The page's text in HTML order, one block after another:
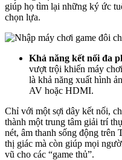
giúp họ tìm lại những ký ức
chọn lựa.
Khả năng kết nối đa
vượt trội khiến máy
là khả năng xuất hình
AV hoặc HDMI.
Chỉ với một sợi dây kết nối,
thành một trung tâm giải trí
nét, âm thanh sống động
thị giác mà còn giúp mọi
vũ cho các “game thủ”.